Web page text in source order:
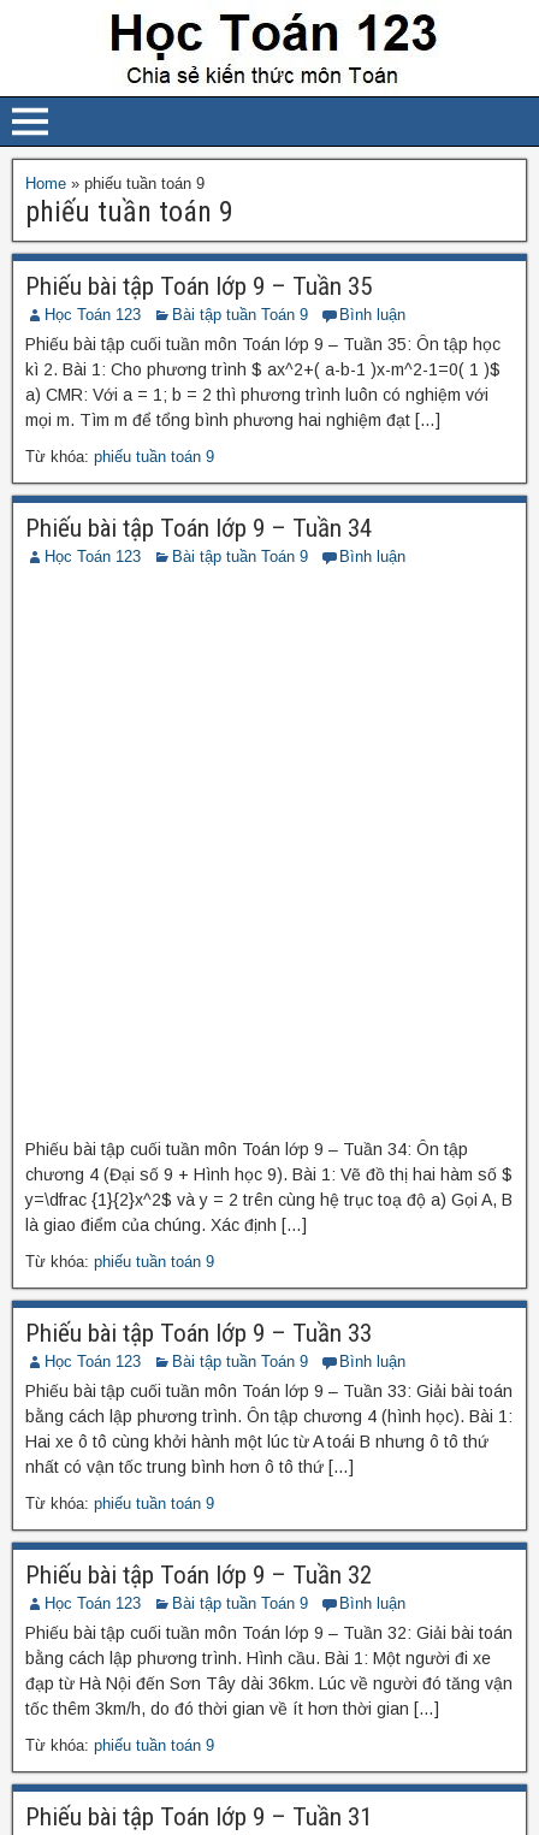
Home » phiếu tuần toán 9
phiếu tuần toán 9
Phiếu bài tập Toán lớp 9 – Tuần 35
Học Toán 123 Bài tập tuần Toán 9 Bình luận
Phiếu bài tập cuối tuần môn Toán lớp 9 – Tuần 35: Ôn tập học
kì 2. Bài 1: Cho phương trình $ ax^2+( a-b-1 )x-m^2-1=0( 1 )$
a) CMR: Với a = 1; b = 2 thì phương trình luôn có nghiệm với
mọi m. Tìm m để tổng bình phương hai nghiệm đạt […]
Từ khóa: phiếu tuần toán 9
Phiếu bài tập Toán lớp 9 – Tuần 34
Học Toán 123 Bài tập tuần Toán 9 Bình luận
Phiếu bài tập cuối tuần môn Toán lớp 9 – Tuần 34: Ôn tập
chương 4 (Đại số 9 + Hình học 9). Bài 1: Vẽ đồ thị hai hàm số $
y=\dfrac {1}{2}x^2$ và y = 2 trên cùng hệ trục toạ độ a) Gọi A, B
là giao điểm của chúng. Xác định […]
Từ khóa: phiếu tuần toán 9
Phiếu bài tập Toán lớp 9 – Tuần 33
Học Toán 123 Bài tập tuần Toán 9 Bình luận
Phiếu bài tập cuối tuần môn Toán lớp 9 – Tuần 33: Giải bài toán
bằng cách lập phương trình. Ôn tập chương 4 (hình học). Bài 1:
Hai xe ô tô cùng khởi hành một lúc từ A toái B nhưng ô tô thứ
nhất có vận tốc trung bình hơn ô tô thứ […]
Từ khóa: phiếu tuần toán 9
Phiếu bài tập Toán lớp 9 – Tuần 32
Học Toán 123 Bài tập tuần Toán 9 Bình luận
Phiếu bài tập cuối tuần môn Toán lớp 9 – Tuần 32: Giải bài toán
bằng cách lập phương trình. Hình cầu. Bài 1: Một người đi xe
đạp từ Hà Nội đến Sơn Tây dài 36km. Lúc về người đó tăng vận
tốc thêm 3km/h, do đó thời gian về ít hơn thời gian […]
Từ khóa: phiếu tuần toán 9
Phiếu bài tập Toán lớp 9 – Tuần 31